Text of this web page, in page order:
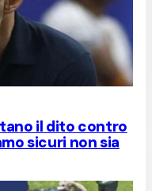
il dito contro
sicuri non sia